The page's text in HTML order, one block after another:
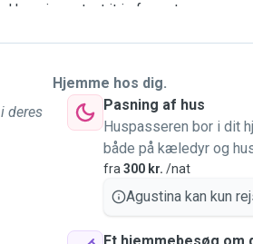
how important it is for pet
after their beloved
environment for your
instructions or routines
deres
Hjemme hos dig.
Pasning af hus
Huspasseren bor i dit
både på kæledyr og
fra 300 kr. /nat
Agustina kan kun